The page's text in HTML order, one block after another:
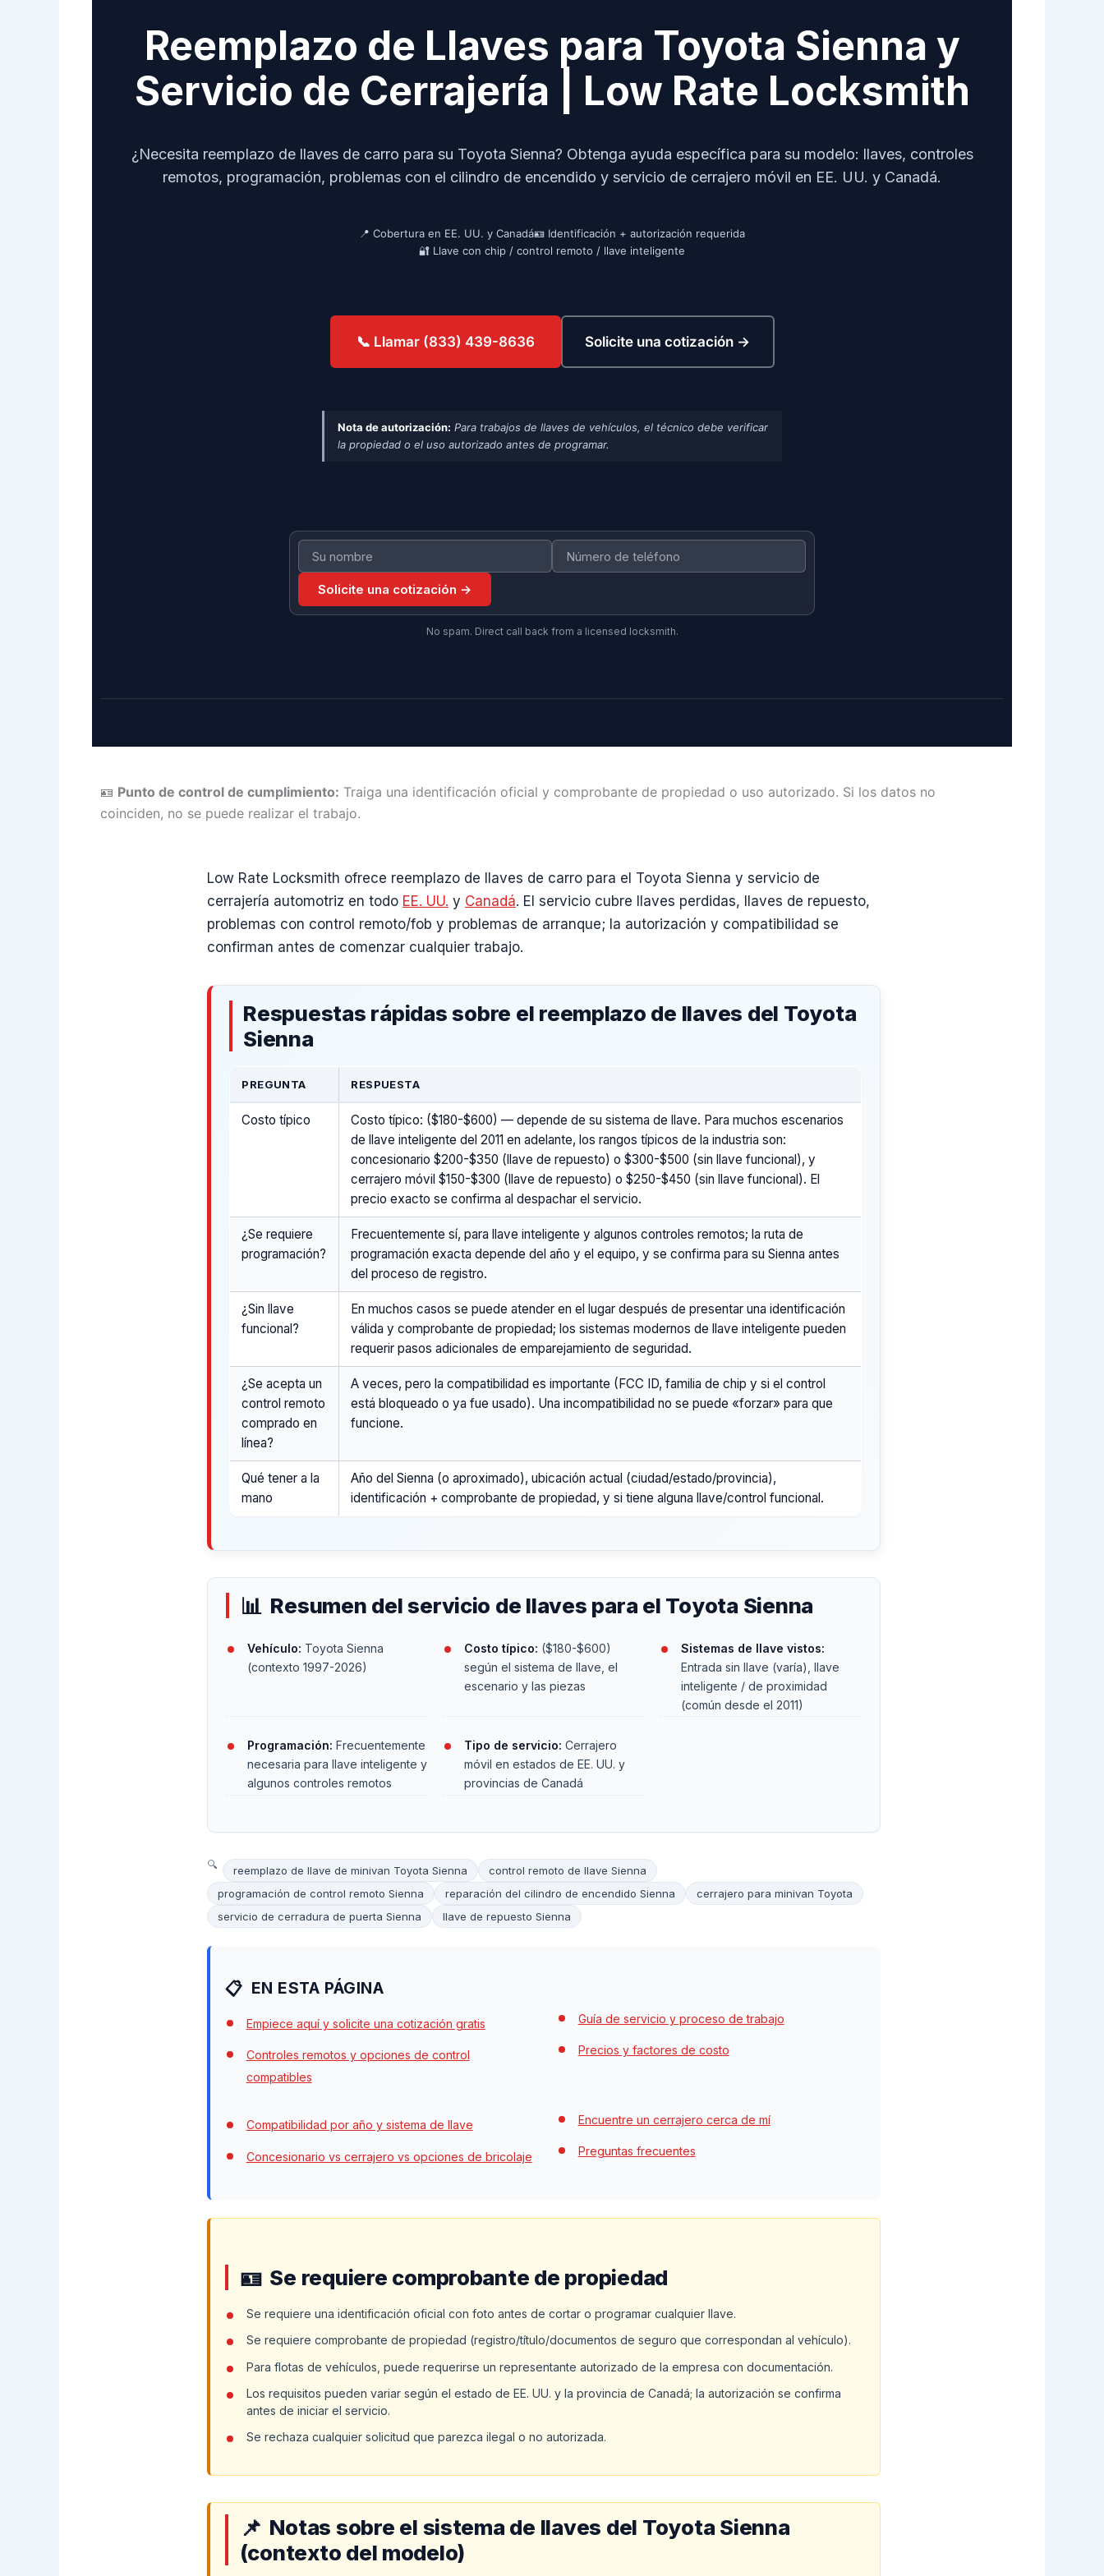
Reemplazo de Llaves para Toyota Sienna y
Servicio de Cerrajería | Low Rate Locksmith
¿Necesita reemplazo de llaves de carro para su Toyota Sienna? Obtenga ayuda específica para su modelo: llaves, controles
remotos, programación, problemas con el cilindro de encendido y servicio de cerrajero móvil en EE. UU. y Canadá.
📍 Cobertura en EE. UU. y Canadá🪪 Identificación + autorización requerida
🔐 Llave con chip / control remoto / llave inteligente
📞 Llamar (833) 439-8636 Solicite una cotización →
Nota de autorización: Para trabajos de llaves de vehículos, el técnico debe verificar
la propiedad o el uso autorizado antes de programar.
Solicite una cotización →
No spam. Direct call back from a licensed locksmith.
🪪 Punto de control de cumplimiento: Traiga una identificación oficial y comprobante de propiedad o uso autorizado. Si los datos no
coinciden, no se puede realizar el trabajo.
Low Rate Locksmith ofrece reemplazo de llaves de carro para el Toyota Sienna y servicio de
cerrajería automotriz en todo EE. UU. y Canadá. El servicio cubre llaves perdidas, llaves de repuesto,
problemas con control remoto/fob y problemas de arranque; la autorización y compatibilidad se
confirman antes de comenzar cualquier trabajo.
Respuestas rápidas sobre el reemplazo de llaves del Toyota
Sienna
PREGUNTA RESPUESTA
Costo típico
Costo típico: ($180-$600) — depende de su sistema de llave. Para muchos escenarios
de llave inteligente del 2011 en adelante, los rangos típicos de la industria son:
concesionario $200-$350 (llave de repuesto) o $300-$500 (sin llave funcional), y
cerrajero móvil $150-$300 (llave de repuesto) o $250-$450 (sin llave funcional). El
precio exacto se confirma al despachar el servicio.
¿Se requiere
programación?
Frecuentemente sí, para llave inteligente y algunos controles remotos; la ruta de
programación exacta depende del año y el equipo, y se confirma para su Sienna antes
del proceso de registro.
¿Sin llave
funcional?
En muchos casos se puede atender en el lugar después de presentar una identificación
válida y comprobante de propiedad; los sistemas modernos de llave inteligente pueden
requerir pasos adicionales de emparejamiento de seguridad.
¿Se acepta un
control remoto
comprado en
línea?
A veces, pero la compatibilidad es importante (FCC ID, familia de chip y si el control
está bloqueado o ya fue usado). Una incompatibilidad no se puede «forzar» para que
funcione.
Qué tener a la
mano
Año del Sienna (o aproximado), ubicación actual (ciudad/estado/provincia),
identificación + comprobante de propiedad, y si tiene alguna llave/control funcional.
Resumen del servicio de llaves para el Toyota Sienna
Vehículo: Toyota Sienna
(contexto 1997-2026)
Costo típico: ($180-$600)
según el sistema de llave, el
escenario y las piezas
Sistemas de llave vistos:
Entrada sin llave (varía), llave
inteligente / de proximidad
(común desde el 2011)
Programación: Frecuentemente
necesaria para llave inteligente y
algunos controles remotos
Tipo de servicio: Cerrajero
móvil en estados de EE. UU. y
provincias de Canadá
reemplazo de llave de minivan Toyota Sienna
control remoto de llave Sienna
programación de control remoto Sienna
reparación del cilindro de encendido Sienna
cerrajero para minivan Toyota
servicio de cerradura de puerta Sienna
llave de repuesto Sienna
EN ESTA PÁGINA
Empiece aquí y solicite una cotización gratis
Controles remotos y opciones de control
compatibles
Guía de servicio y proceso de trabajo
Precios y factores de costo
Compatibilidad por año y sistema de llave
Concesionario vs cerrajero vs opciones de bricolaje
Encuentre un cerrajero cerca de mí
Preguntas frecuentes
Se requiere comprobante de propiedad
Se requiere una identificación oficial con foto antes de cortar o programar cualquier llave.
Se requiere comprobante de propiedad (registro/título/documentos de seguro que correspondan al vehículo).
Para flotas de vehículos, puede requerirse un representante autorizado de la empresa con documentación.
Los requisitos pueden variar según el estado de EE. UU. y la provincia de Canadá; la autorización se confirma
antes de iniciar el servicio.
Se rechaza cualquier solicitud que parezca ilegal o no autorizada.
Notas sobre el sistema de llaves del Toyota Sienna
(contexto del modelo)